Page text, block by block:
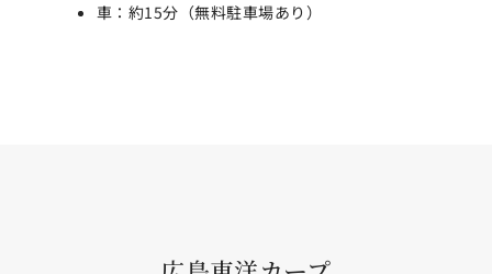
車：約15分（無料駐車場あり）